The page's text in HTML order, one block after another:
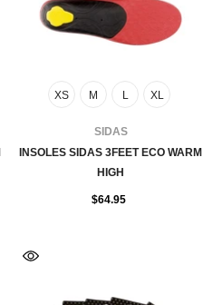
XS M L XL
FOURNISSEUR:SIDAS
INSOLES SIDAS 3FEET ECO WARM
HIGH
$64.95